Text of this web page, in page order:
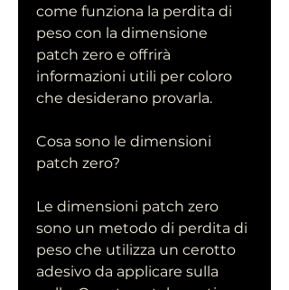
come funziona la perdita di
peso con la dimensione
patch zero e offrirà
informazioni utili per coloro
che desiderano provarla.
Cosa sono le dimensioni
patch zero?
Le dimensioni patch zero
sono un metodo di perdita di
peso che utilizza un cerotto
adesivo da applicare sulla